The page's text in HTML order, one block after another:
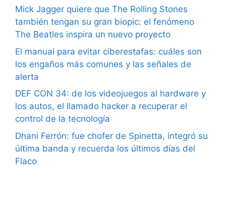
Mick Jagger quiere que The Rolling Stones
también tengan su gran biopic: el fenómeno
The Beatles inspira un nuevo proyecto
El manual para evitar ciberestafas: cuáles son
los engaños más comunes y las señales de
alerta
DEF CON 34: de los videojuegos al hardware y
los autos, el llamado hacker a recuperar el
control de la tecnología
Dhani Ferrón: fue chofer de Spinetta, integró su
última banda y recuerda los últimos días del
Flaco